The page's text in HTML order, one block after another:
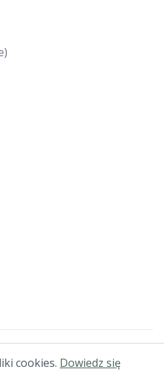
prawa zastrzeżone.
cookies. Dowiedz się